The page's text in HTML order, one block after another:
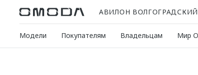
АВИЛОН
Модели Покупателям Владельцам Мир